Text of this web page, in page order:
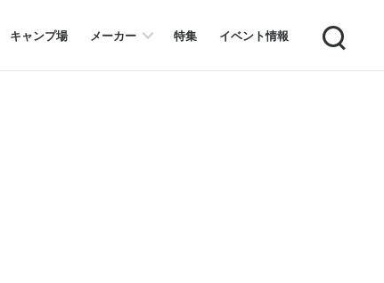
キャンプ場 メーカー 特集 イベント情報 Search